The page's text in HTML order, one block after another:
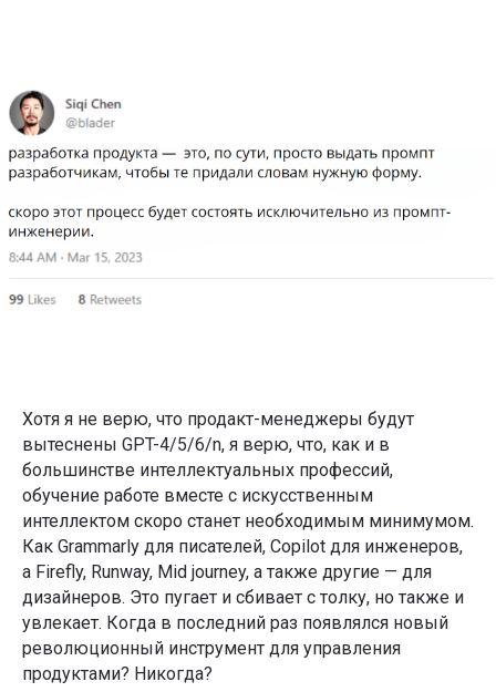
Хотя я не верю, что продакт-менеджеры будут
вытеснены GPT-4/5/6/n, я верю, что, как и в
большинстве интеллектуальных профессий,
обучение работе вместе с искусственным
интеллектом скоро станет необходимым минимумом.
Как Grammarly для писателей, Copilot для инженеров,
а Firefly, Runway, Mid journey, а также другие — для
дизайнеров. Это пугает и сбивает с толку, но также и
увлекает. Когда в последний раз появлялся новый
революционный инструмент для управления
продуктами? Никогда?